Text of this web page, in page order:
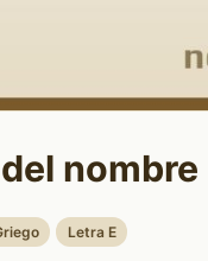
Letra E